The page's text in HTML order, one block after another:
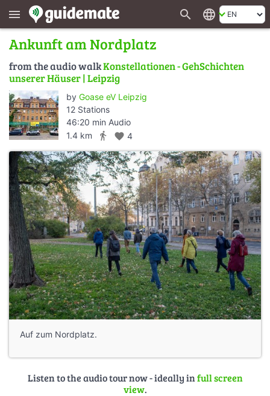
menu search language
Ankunft am Nordplatz
from the audio walkKonstellationen - GehSchichten
unserer Häuser | Leipzig
by Goase eV Leipzig
12 Stations
46:20 min Audio
1.4 km
directions_walk favorite 4
Auf zum Nordplatz.
Listen to the audio tour now - ideally infull screen
view.